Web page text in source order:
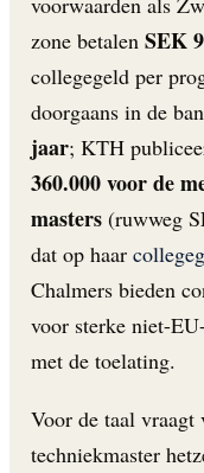
zone betalen SEK
collegegeld per
doorgaans in de
jaar; KTH
360.000 voor de
masters (ruwweg
dat op haar
Chalmers bieden
voor sterke niet-
met de toelating.
Voor de taal
techniekmaster